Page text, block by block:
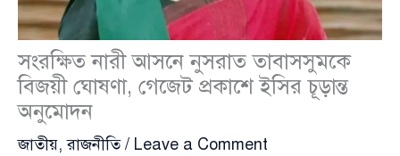
সংরক্ষিত নারী আসনে নুসরাত তাবাসসুমকে
বিজয়ী ঘোষণা, গেজেট প্রকাশে ইসির চূড়ান্ত
অনুমোদন
জাতীয়,রাজনীতি/ Leave a Comment